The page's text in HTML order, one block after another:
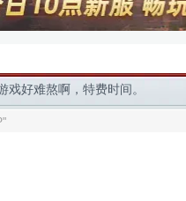
好难熬啊，特费时间。